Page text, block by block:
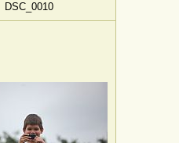
DSC_0010